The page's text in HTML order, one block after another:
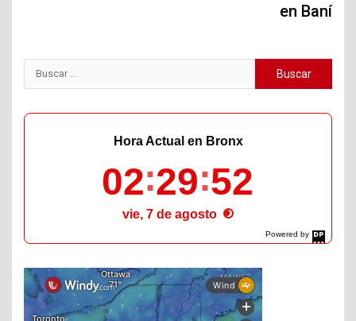
en Baní
Buscar:
Powered by
DaysPedia.com
Hora Actual en Bronx
02 29 53
vie, 7 de agosto